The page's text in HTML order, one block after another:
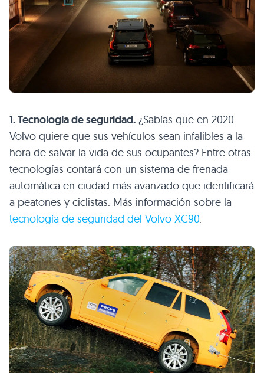
1. Tecnología de seguridad. ¿Sabías que en 2020
Volvo quiere que sus vehículos sean infalibles a la
hora de salvar la vida de sus ocupantes? Entre otras
tecnologías contará con un sistema de frenada
automática en ciudad más avanzado que identificará
a peatones y ciclistas. Más información sobre la
tecnología de seguridad del Volvo XC90.